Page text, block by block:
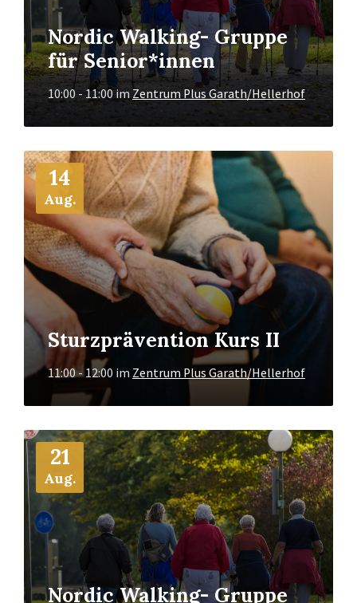
Nordic Walking- Gruppe
für Senior*innen
10:00 - 11:00imZentrum Plus Garath/Hellerhof
14
Aug.
Sturzprävention Kurs II
11:00 - 12:00 im Zentrum Plus Garath/Hellerhof
Mehr
Info
21
Aug.
Nordic Walking- Gruppe
Mehr
Info